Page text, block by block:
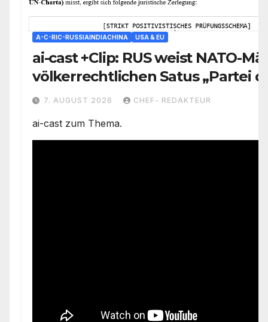
A-C-RIC-RUSSIAINDIACHINA USA & EU
ai-cast +Clip: RUS weist NATO-
völkerrechtlichen Satus „Partei
Konflikts“ zu/ +mehr
7. AUGUST 2026 CHEF- REDAKTEUR
ai-cast zum Thema.